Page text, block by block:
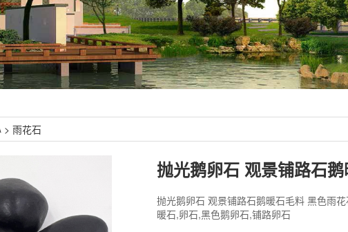
> 雨花石
抛光鹅卵石 观景铺路石
抛光鹅卵石 观景铺路石鹅暖石毛料 黑色雨
暖石,卵石,黑色鹅卵石,铺路卵石